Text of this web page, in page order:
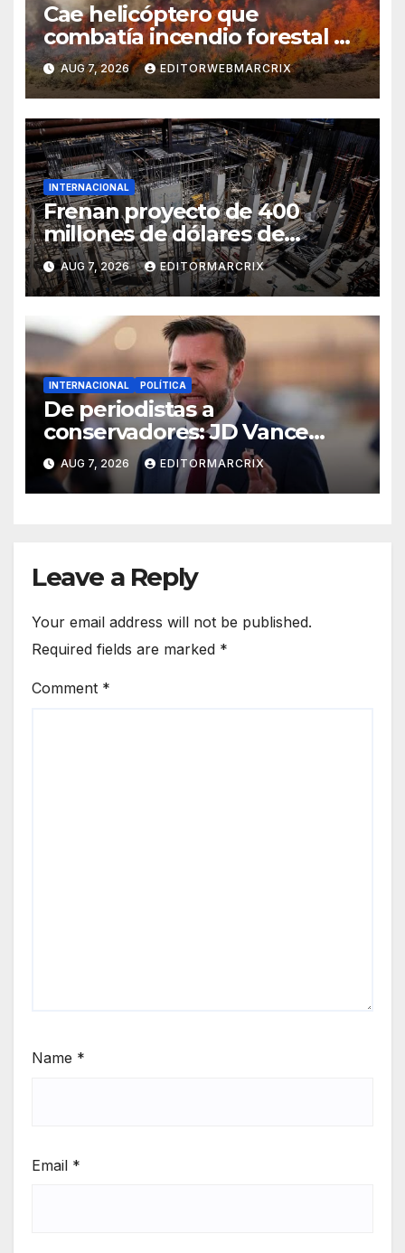
Cae helicóptero que
combatía incendio forestal en
Utah
AUG 7, 2026 EDITORWEBMARCRIX
INTERNACIONAL
Frenan proyecto de 400
millones de dólares de
Trump en la Casa Blanca
AUG 7, 2026 EDITORMARCRIX
INTERNACIONAL POLÍTICA
De periodistas a
conservadores: JD Vance
intensifica sus ataques desde
las redes
AUG 7, 2026 EDITORMARCRIX
Leave a Reply
Your email address will not be published.
Required fields are marked *
Comment *
Name *
Email *